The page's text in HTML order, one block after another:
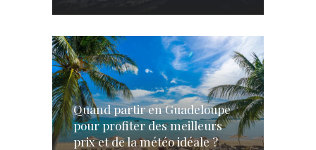
Quand partir en Guadeloupe
pour profiter des meilleurs
prix et de la météo idéale ?